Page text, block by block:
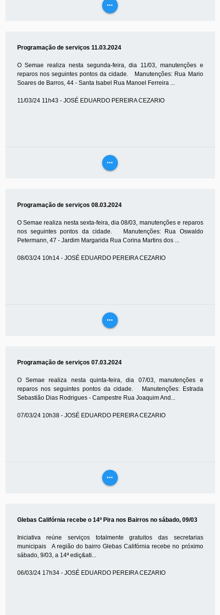
more_horiz
Programação de serviços 11.03.2024
O Semae realiza nesta segunda-feira, dia 11/03, manutenções e
reparos nos seguintes pontos da cidade. Manutenções: Rua Mario
Soares de Barros, 44 - Santa Isabel Rua Manoel Ferreira ...
11/03/24 11h43 - JOSÉ EDUARDO PEREIRA CEZARIO
more_horiz
Programação de serviços 08.03.2024
O Semae realiza nesta sexta-feira, dia 08/03, manutenções e reparos
nos seguintes pontos da cidade. Manutenções: Rua Oswaldo
Petermann, 47 - Jardim Margarida Rua Corina Martins dos ...
08/03/24 10h14 - JOSÉ EDUARDO PEREIRA CEZARIO
more_horiz
Programação de serviços 07.03.2024
O Semae realiza nesta quinta-feira, dia 07/03, manutenções e
reparos nos seguintes pontos da cidade. Manutenções: Estrada
Sebastião Dias Rodrigues - Campestre Rua Joaquim And...
07/03/24 10h38 - JOSÉ EDUARDO PEREIRA CEZARIO
more_horiz
Glebas Califórnia recebe o 14º Pira nos Bairros no sábado, 09/03
Iniciativa reúne serviços totalmente gratuitos das secretarias
municipais A região do bairro Glebas Califórnia recebe no próximo
sábado, 9/03, a 14ª ediç&ati...
06/03/24 17h34 - JOSÉ EDUARDO PEREIRA CEZARIO